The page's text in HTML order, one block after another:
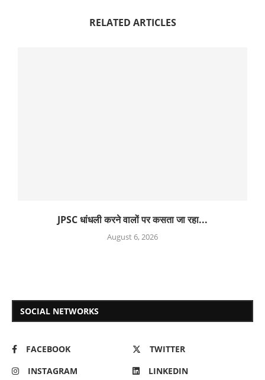
RELATED ARTICLES
JPSC धांधली करने वालों पर कसता जा रहा...
August 6, 2026
SOCIAL NETWORKS
FACEBOOK
TWITTER
INSTAGRAM
LINKEDIN